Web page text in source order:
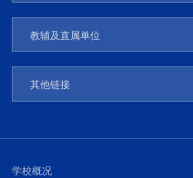
教辅及直属单位
其他链接
学校概况